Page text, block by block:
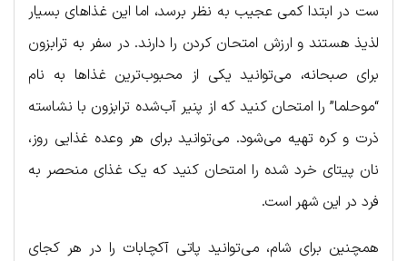
ست در ابتدا کمی عجیب به نظر برسد، اما این غذاهای بسیار
لذیذ هستند و ارزش امتحان کردن را دارند. در سفر به ترابزون
برای صبحانه، می‌توانید یکی از محبوب‌ترین غذاها به نام
“موحلما” را امتحان کنید که از پنیر آب‌شده ترابزون با نشاسته
ذرت و کره تهیه می‌شود. می‌توانید برای هر وعده غذایی روز،
نان پیتای خرد شده را امتحان کنید که یک غذای منحصر به
فرد در این شهر است.
همچنین برای شام، می‌توانید پاتی آکچابات را در هر کجای